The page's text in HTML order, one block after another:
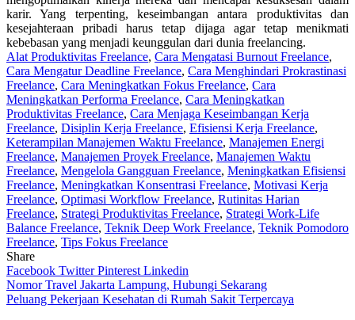
karir. Yang terpenting, keseimbangan antara produktivitas dan
kesejahteraan pribadi harus tetap dijaga agar tetap menikmati
kebebasan yang menjadi keunggulan dari dunia freelancing.
Alat Produktivitas Freelance, Cara Mengatasi Burnout Freelance,
Cara Mengatur Deadline Freelance, Cara Menghindari Prokrastinasi
Freelance, Cara Meningkatkan Fokus Freelance, Cara
Meningkatkan Performa Freelance, Cara Meningkatkan
Produktivitas Freelance, Cara Menjaga Keseimbangan Kerja
Freelance, Disiplin Kerja Freelance, Efisiensi Kerja Freelance,
Keterampilan Manajemen Waktu Freelance, Manajemen Energi
Freelance, Manajemen Proyek Freelance, Manajemen Waktu
Freelance, Mengelola Gangguan Freelance, Meningkatkan Efisiensi
Freelance, Meningkatkan Konsentrasi Freelance, Motivasi Kerja
Freelance, Optimasi Workflow Freelance, Rutinitas Harian
Freelance, Strategi Produktivitas Freelance, Strategi Work-Life
Balance Freelance, Teknik Deep Work Freelance, Teknik Pomodoro
Freelance, Tips Fokus Freelance
Share
Facebook TwitterPinterest Linkedin
Navigasi
pos
Nomor Travel Jakarta Lampung, Hubungi Sekarang
Peluang Pekerjaan Kesehatan di Rumah Sakit Terpercaya